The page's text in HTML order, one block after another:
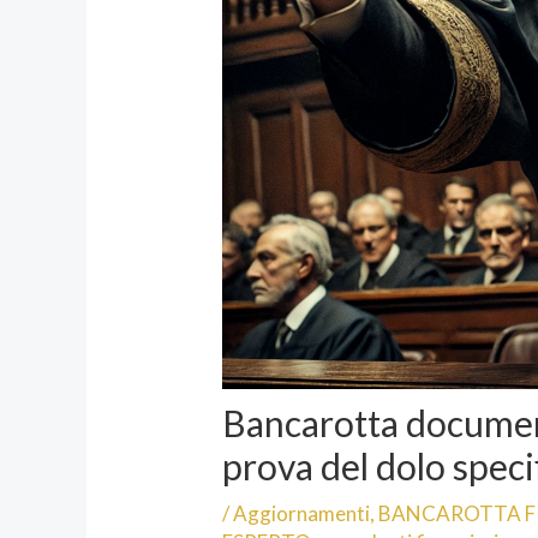
Bancarotta
prova del dolo
/Aggiornamenti, BANCAROTTA